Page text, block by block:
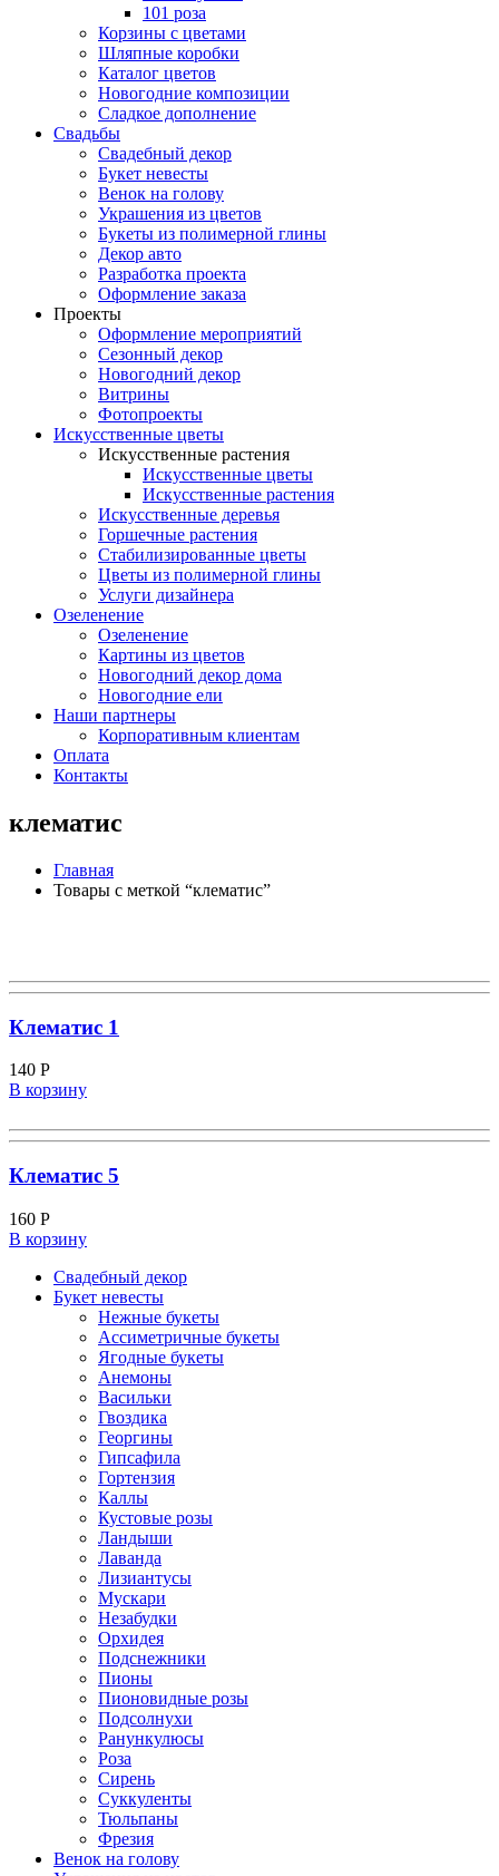
101 роза
Корзины с цветами
Шляпные коробки
Каталог цветов
Новогодние композиции
Сладкое дополнение
Свадьбы
Свадебный декор
Букет невесты
Венок на голову
Украшения из цветов
Букеты из полимерной глины
Декор авто
Разработка проекта
Оформление заказа
Проекты
Оформление мероприятий
Сезонный декор
Новогодний декор
Витрины
Фотопроекты
Искусственные цветы
Искусственные растения
Искусственные цветы
Искусственные растения
Искусственные деревья
Горшечные растения
Стабилизированные цветы
Цветы из полимерной глины
Услуги дизайнера
Озеленение
Озеленение
Картины из цветов
Новогодний декор дома
Новогодние ели
Наши партнеры
Корпоративным клиентам
Оплата
Контакты
клематис
Главная
Товары с меткой “клематис”
Клематис 1
140 Р
В корзину
Клематис 5
160 Р
В корзину
Свадебный декор
Букет невесты
Нежные букеты
Ассиметричные букеты
Ягодные букеты
Анемоны
Васильки
Гвоздика
Георгины
Гипсафила
Гортензия
Каллы
Кустовые розы
Ландыши
Лаванда
Лизиантусы
Мускари
Незабудки
Орхидея
Подснежники
Пионы
Пионовидные розы
Подсолнухи
Ранункулюсы
Роза
Сирень
Суккуленты
Тюльпаны
Фрезия
Венок на голову